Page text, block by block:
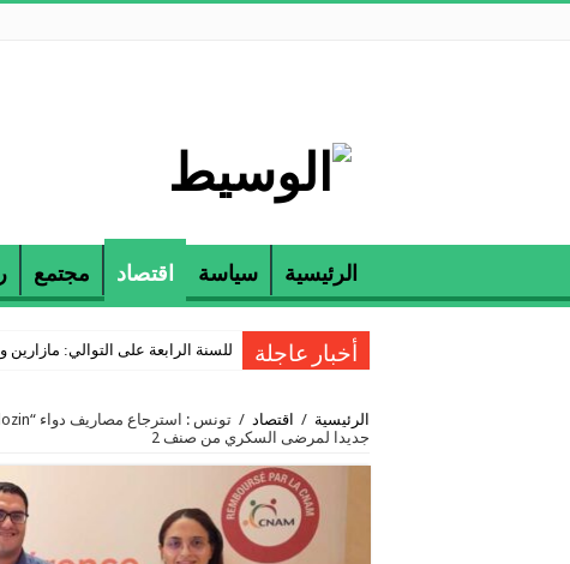
الرئيسية سياسة اقتصاد مجتمع
أخبار عاجلة للسنة الرابعة على التوالي: مازارين و ETAP تكرمان الناجحين في مناظرة البكالوريا
الرئيسية / اقتصاد /
جديدا لمرضى السكري من صنف 2